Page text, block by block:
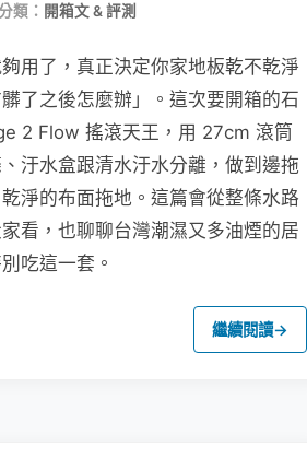
類： 開箱文 & 評測
用了，真正決定你家地板乾不乾淨
了之後怎麼辦」。這次要開箱的石
2 Flow 搖滾天王，用 27cm 滾筒
汙水盒跟清水汙水分離，做到邊拖
淨的布面拖地。這篇會從整條水路
看，也聊聊台灣潮濕又多油煙的居
吃這一套。
繼續閱讀→